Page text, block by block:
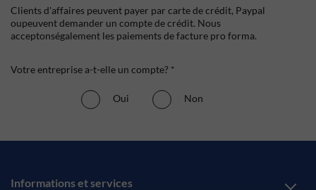
Clients d'affaires peuvent payer par carte de crédit, Paypal
oupeuvent demander un compte de crédit. Nous
acceptonségalement les paiements de facture pro forma.
Votre entreprise a-t-elle un compte? *
Oui Non
Informations et services